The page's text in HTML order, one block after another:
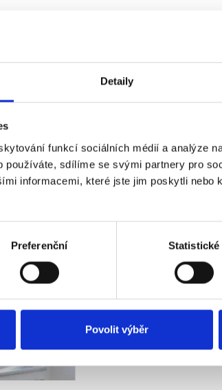
Detaily
funkcí sociálních médií a analýze
používáte, sdílíme se svými partnery pro
informacemi, které jste jim poskytli nebo
Preferenční Statistické
Povolit výběr
Zubehör